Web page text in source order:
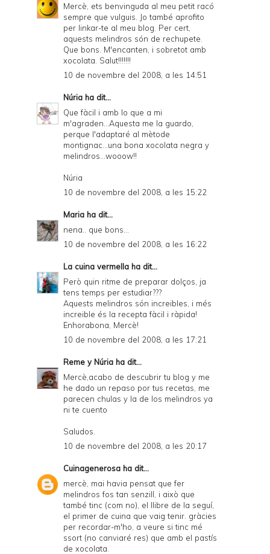
l
y
a
n
d
P
D
F
Mercè, ets benvinguda al meu petit racó
sempre que vulguis. Jo també aprofito
per linkar-te al meu blog. Per cert,
aquests melindros són de rechupete.
Que bons. M'encanten, i sobretot amb
xocolata. Salut!!!!!!!
10 de novembre del 2008, a les 14:51
Núria ha dit...
Que fàcil i amb lo que a mi
m'agraden...Aquesta me la guardo,
perque l'adaptaré al mètode
montignac...una bona xocolata negra y
melindros...wooow!!
Núria
10 de novembre del 2008, a les 15:22
Maria ha dit...
nena.. que bons...
10 de novembre del 2008, a les 16:22
La cuina vermella ha dit...
Però quin ritme de preparar dolços, ja
tens temps per estudiar???
Aquests melindros són increibles, i més
increible és la recepta fàcil i ràpida!
Enhorabona, Mercè!
10 de novembre del 2008, a les 17:21
Reme y Núria ha dit...
Mercè,acabo de descubrir tu blog y me
he dado un repaso por tus recetas, me
parecen chulas y la de los melindros ya
ni te cuento
Saludos.
10 de novembre del 2008, a les 20:17
Cuinagenerosa ha dit...
mercè, mai havia pensat que fer
melindros fos tan senzill, i això que
també tinc (com no), el llibre de la seguí,
el primer de cuina que vaig tenir. gràcies
per recordar-m'ho, a veure si tinc mé
ssort (no canviaré res) que amb el pastís
de xocolata.